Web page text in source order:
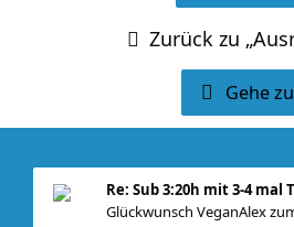
Zurück zu
Gehe zu
Glückwunsch VeganAlex